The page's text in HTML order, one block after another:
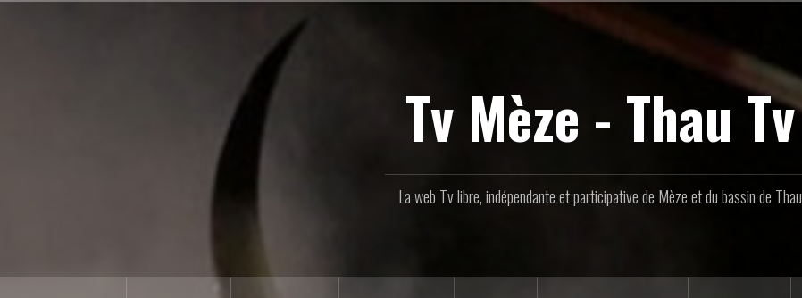
Tv Mèze - Thau Tv
La web Tv libre, indépendante et participative de Mèze et du bassin de Thau